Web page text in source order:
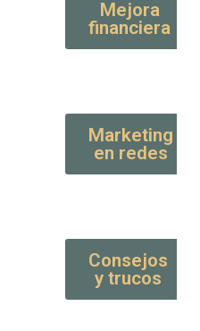
Mejora
financiera
Marketing
en redes
Consejos
y trucos